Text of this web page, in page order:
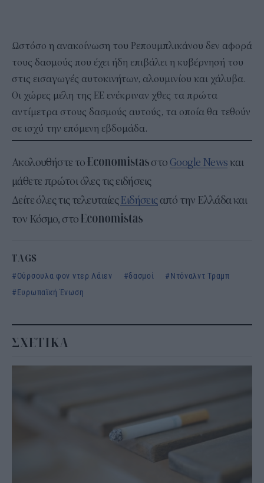
Ωστόσο η ανακοίνωση του Ρεπουμπλικάνου δεν αφορά
τους δασμούς που έχει ήδη επιβάλει η κυβέρνησή του
στις εισαγωγές αυτοκινήτων, αλουμινίου και χάλυβα.
Οι χώρες μέλη της ΕΕ ενέκριναν χθες τα πρώτα
αντίμετρα στους δασμούς αυτούς, τα οποία θα τεθούν
σε ισχύ την επόμενη εβδομάδα.
Ακολουθήστε το στο Google Newsκαι
μάθετε πρώτοι όλες τις ειδήσεις
Δείτε όλες τις τελευταίεςΕιδήσειςαπό την Ελλάδα και
τον Κόσμο, στο
TAGS
Ούρσουλα φον ντερ Λάιεν
δασμοί
Ντόναλντ Τραμπ
Ευρωπαϊκή Ένωση
ΣΧΕΤΙΚΑ